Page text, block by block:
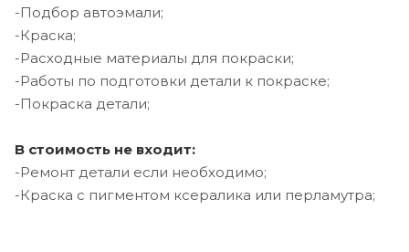
-Подбор автоэмали;
-Краска;
-Расходные материалы для покраски;
-Работы по подготовки детали к покраске;
-Покраска детали;
В стоимость не входит:
-Ремонт детали если необходимо;
-Краска с пигментом ксералика или перламутра;